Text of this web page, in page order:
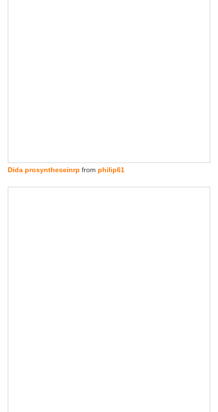
Dida prosyntheseinrp from philip61